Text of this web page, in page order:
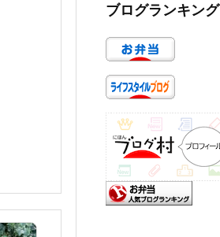
ブログランキング